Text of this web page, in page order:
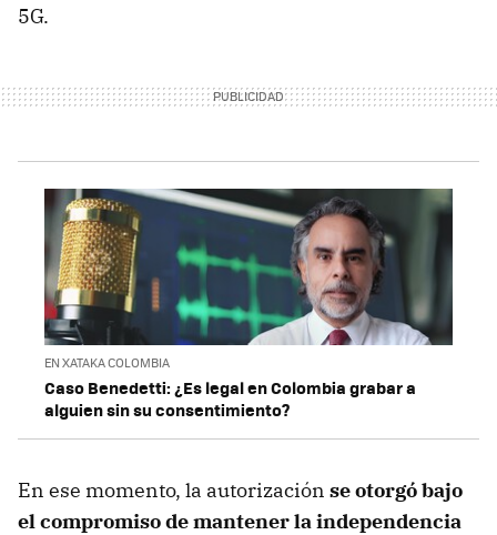
5G.
EN XATAKA COLOMBIA
Caso Benedetti: ¿Es legal en Colombia grabar a
alguien sin su consentimiento?
En ese momento, la autorización se otorgó bajo
el compromiso de mantener la independencia